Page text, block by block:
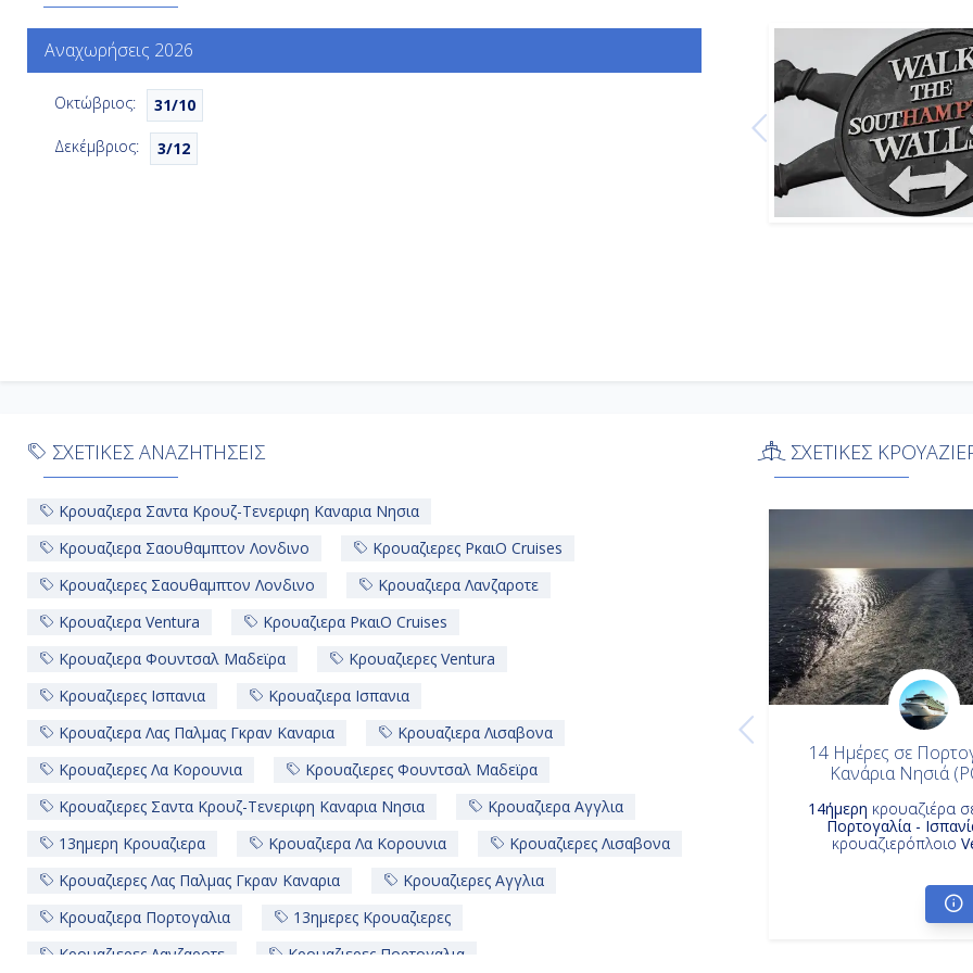
Ημέρα
13η
Εν Πλω
Ημέρα
14η
Σαουθάμπτον (Λονδίνο), Αγγλία
Αναχωρήσεις 2026
Οκτώβριος:
31/10
Δεκέμβριος:
3/12
ΣΧΕΤΙΚΕΣ ΑΝΑΖΗΤΗΣΕΙΣ
Κρουαζιερα Σαντα Κρουζ-Τενεριφη Καναρια Νησια
Κρουαζιερα Σαουθαμπτον Λονδινο
Κρουαζιερες PκαιO Cruises
Κρουαζιερες Σαουθαμπτον Λονδινο
Κρουαζιερα Λανζαροτε
Κρουαζιερα Ventura
Κρουαζιερα PκαιO Cruises
Κρουαζιερα Φουντσαλ Μαδεϊρα
Κρουαζιερες Ventura
Κρουαζιερες Ισπανια
Κρουαζιερα Ισπανια
Κρουαζιερα Λας Παλμας Γκραν Καναρια
Κρουαζιερα Λισαβονα
Κρουαζιερες Λα Κορουνια
Κρουαζιερες Φουντσαλ Μαδεϊρα
Κρουαζιερες Σαντα Κρουζ-Τενεριφη Καναρια Νησια
Κρουαζιερα Αγγλια
13ημερη Κρουαζιερα
Κρουαζιερα Λα Κορουνια
Κρουαζιερες Λισαβονα
Κρουαζιερες Λας Παλμας Γκραν Καναρια
Κρουαζιερες Αγγλια
Κρουαζιερα Πορτογαλια
13ημερες Κρουαζιερες
Κρουαζιερες Λανζαροτε
Κρουαζιερες Πορτογαλια
ΣΧΕΤΙΚΕΣ
14 Ημέρες σε
Κανάρια Νησιά
14ήμερη κρουαζιέρα
Πορτογαλία -
κρουαζιερόπλοιο